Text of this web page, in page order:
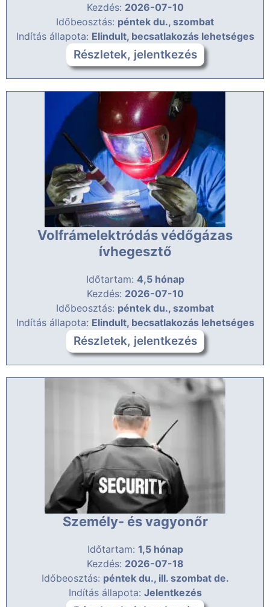
Kezdés: 2026-07-10
Időbeosztás: péntek du., szombat
Indítás állapota: Elindult, becsatlakozás lehetséges
Részletek, jelentkezés
Volfrámelektródás védőgázas
ívhegesztő
Időtartam: 4,5 hónap
Kezdés: 2026-07-10
Időbeosztás: péntek du., szombat
Indítás állapota: Elindult, becsatlakozás lehetséges
Részletek, jelentkezés
Személy- és vagyonőr
Időtartam: 1,5 hónap
Kezdés: 2026-07-18
Időbeosztás: péntek du., ill. szombat de.
Indítás állapota: Jelentkezés